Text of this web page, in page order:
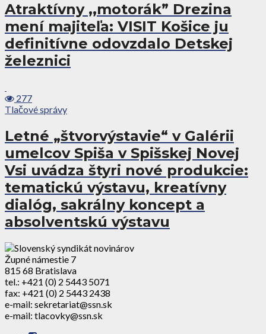
Atraktívny ,,motorák” Drezina
mení majiteľa: VISIT Košice ju
definitívne odovzdalo Detskej
železnici
277
Tlačové správy
Letné „štvorvýstavie“ v Galérii
umelcov Spiša v Spišskej Novej
Vsi uvádza štyri nové produkcie:
tematickú výstavu, kreatívny
dialóg, sakrálny koncept a
absolventskú výstavu
Župné námestie 7
815 68 Bratislava
tel.: +421 (0) 2 5443 5071
fax: +421 (0) 2 5443 2438
e-mail: sekretariat@ssn.sk
e-mail: tlacovky@ssn.sk